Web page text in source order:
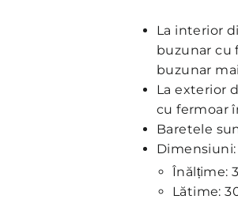
La interior
buzunar cu
buzunar
La exterior
cu fermoar
Baretele
Dimensiuni:
Înălțime:
Lătime: